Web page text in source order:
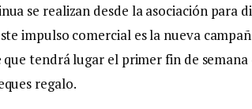
se realizan desde la asociación para
impulso comercial es la nueva
tendrá lugar el primer fin de semana
regalo.